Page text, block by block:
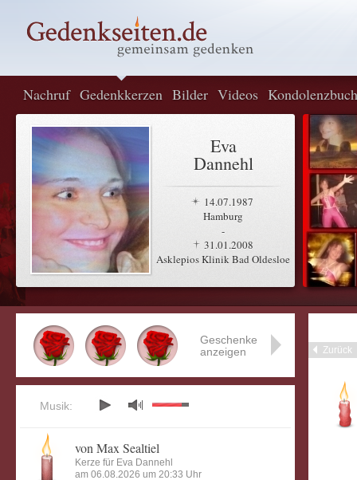
Nachruf Gedenkkerzen Bilder Videos Kondolenzbuch
Eva
Dannehl
14.07.1987
Hamburg
-
31.01.2008
Asklepios Klinik Bad Oldesloe
Zurück
Geschenke
anzeigen
Musik:
von Max Sealtiel
Kerze für Eva Dannehl
am 06.08.2026 um 20:33 Uhr